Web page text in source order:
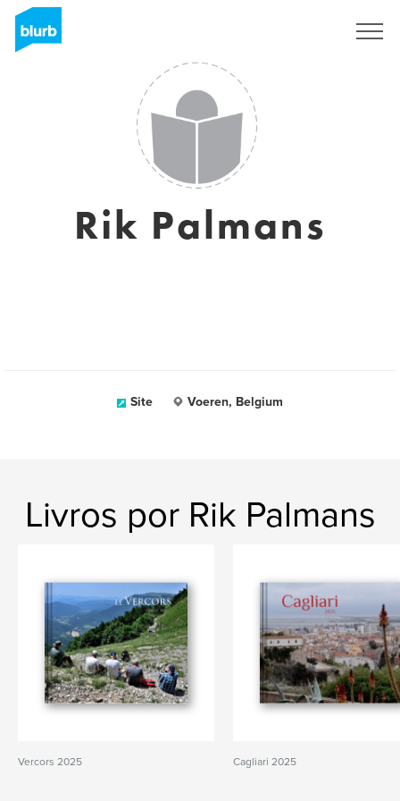
Rik Palmans
Site Voeren, Belgium
Livros por Rik Palmans
Vercors 2025 Cagliari 2025